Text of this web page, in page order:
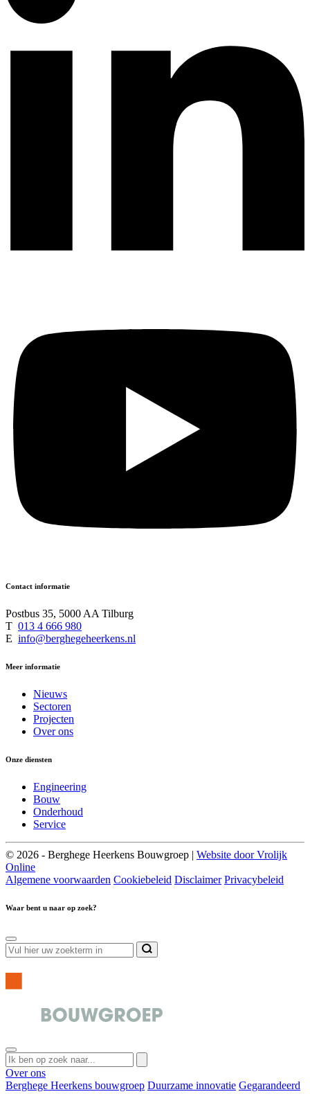
Contact informatie
Postbus 35, 5000 AA Tilburg
T 013 4 666 980
E info@berghegeheerkens.nl
Meer informatie
Nieuws
Sectoren
Projecten
Over ons
Onze diensten
Engineering
Bouw
Onderhoud
Service
© 2026 - Berghege Heerkens Bouwgroep | Website door Vrolijk
Online
Algemene voorwaarden Cookiebeleid Disclaimer Privacybeleid
Waar bent u naar op zoek?
Over ons
Berghege Heerkens bouwgroep Duurzame innovatie Gegarandeerd